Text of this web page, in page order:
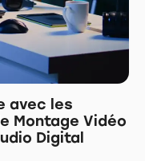
avec les
Montage Vidéo
Digital